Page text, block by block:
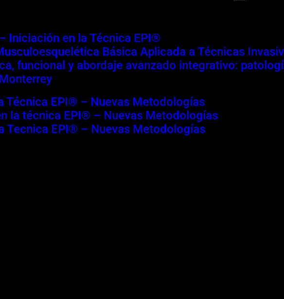
Iniciación en la Técnica EPI®
Básica Aplicada a Técnicas
funcional y abordaje avanzado integrativo:
Técnica EPI® – Nuevas Metodologías
la técnica EPI® – Nuevas Metodologías
Tecnica EPI® – Nuevas Metodologías